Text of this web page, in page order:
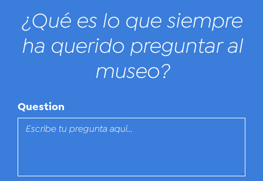
¿Qué es lo que siempre
ha querido preguntar al
museo?
Question